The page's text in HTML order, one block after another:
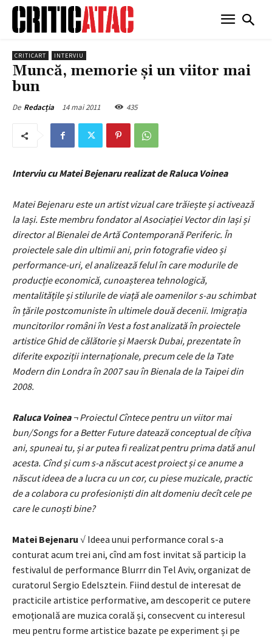
CRITICART INTERVIU
Muncă, memorie și un viitor mai
bun
De Redacția 14 mai 2011 435
Interviu cu Matei Bejenaru realizat de Raluca Voinea
Matei Bejenaru este un artist vizual care trăiește și activează
la Iași. Este membru fondator al Asociației Vector din Iași și
director al Bienalei de Artă Contemporană Periferic. În
proiectele sale din ultimii ani, prin fotografie video și
performance-uri, el analizează felul în care modurile de
producție economică, cunoașterea tehnologică,
mentalitățile și stilurile de viață ale oamenilor s-au schimbat
în țările postcomuniste în ultimele două decenii. Imigrația
muncitorilor români în Vest a fost analizată în proiectele
artistice Ghid de călătorie și Maersk Dubai, prezentate în
diferite expoziții internaționale, precum cele de la Tate
Modern din Londra în 2007 sau în Bienala de la Taipei din
2008.
Raluca Voinea¬ Proiectul Cîntece pentru un viitor mai
bun/Songs for a Better Future datează conceptual de cîțiva
ani, spuneai tu, și ar putea fi realizat pentru prima dată anul
acesta. Cînd și cum s-a născut acest proiect și ce anume a
născut ideea de a lucra cu un cor, cu piese muzicale, practic
de a colabora cu profesioniști din alt domeniu decît cele pe
care le cunoști bine?
Matei Bejenaru √ Ideea unui performance coral s-a
conturat acum trei ani, cînd am fost invitat să particip la
festivalul de performance Blurrr din Tel Aviv, organizat de
curatorul Sergio Edelsztein. Fiind destul de interesat de
practicile artistice performative, am descoperit ce putere
emoțională are muzica corală și, consec­vent cu interesul
meu pentru forme artistice bazate pe experiment și pe